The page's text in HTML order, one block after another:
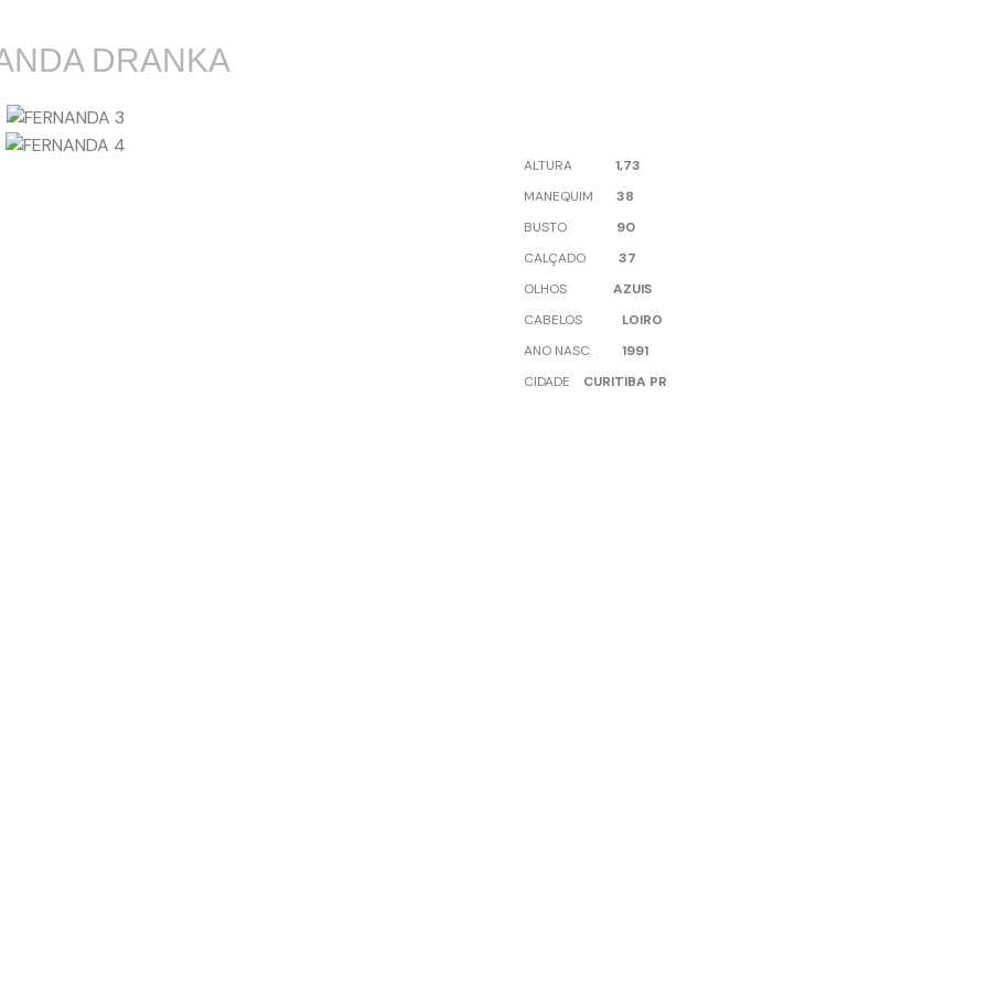
DRANKA
ALTURA 1,73
MANEQUIM 38
BUSTO 90
CALÇADO 37
OLHOS
AZUIS
CABELOS
LOIRO
ANO NASC. 1991
CIDADE
CURITIBA PR